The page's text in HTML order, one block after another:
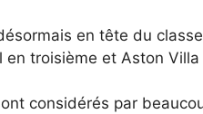
en tête du
en troisième et Aston
considérés par